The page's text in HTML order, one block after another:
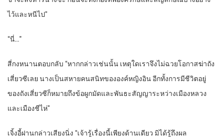
ไว้และหนีไป”
“นี่…”
สี่กงหนานตอบกลับ “หากกล่าวเช่นนั้น เหตุใดเราจึงไม่ฉวยโอกาสฆ่าถัง
เสี่ยวซีเลย นางเป็นสหายคนสนิทขององค์หญิงอิน อีกทั้งการมีชีวิตอยู่
ของถังเสี่ยวซีก็หมายถึงข้อผูกมัดและพันธะสัญญาระหว่างเมืองหลวง
และเมืองชีไห่”
เจิ้งอี้ฝานกล่าวเสียงนิ่ง “เจ้ารู้เรื่องนี้เพียงด้านเดียว มิได้รู้ถึงผล